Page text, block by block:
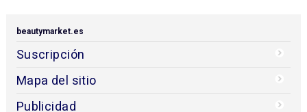
beautymarket.es
Suscripción
Mapa del sitio
Publicidad